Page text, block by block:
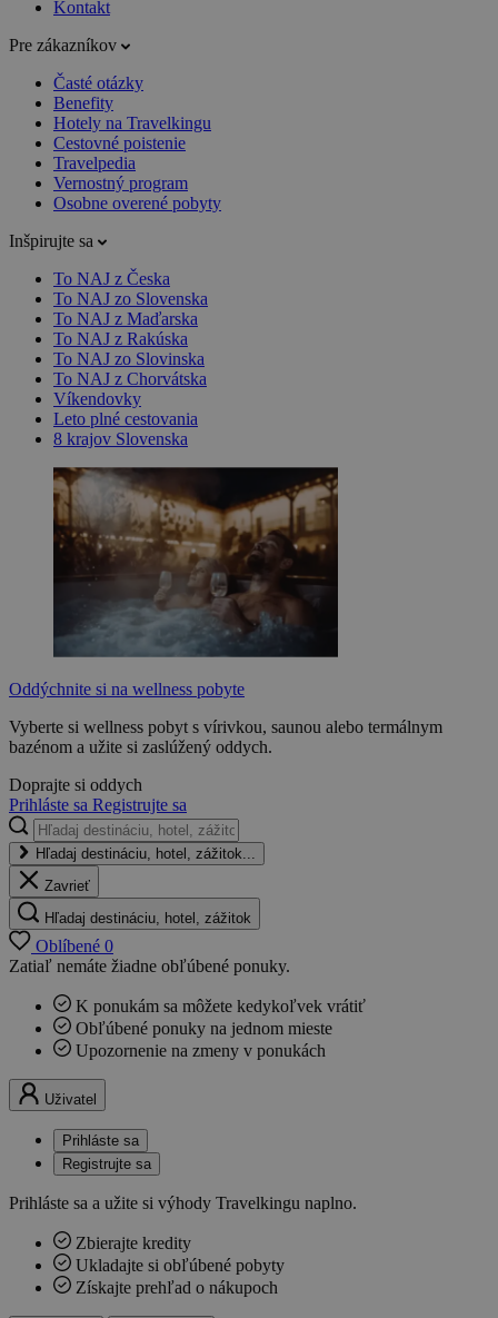
Kontakt
Pre zákazníkov
Časté otázky
Benefity
Hotely na Travelkingu
Cestovné poistenie
Travelpedia
Vernostný program
Osobne overené pobyty
Inšpirujte sa
To NAJ z Česka
To NAJ zo Slovenska
To NAJ z Maďarska
To NAJ z Rakúska
To NAJ zo Slovinska
To NAJ z Chorvátska
Víkendovky
Leto plné cestovania
8 krajov Slovenska
Oddýchnite si na wellness pobyte
Vyberte si wellness pobyt s vírivkou, saunou alebo termálnym
bazénom a užite si zaslúžený oddych.
Doprajte si oddych
Prihláste sa Registrujte sa
Hľadaj destináciu, hotel, zážitok...
Zavrieť
Hľadaj destináciu, hotel, zážitok
Oblíbené 0
Zatiaľ nemáte žiadne obľúbené ponuky.
K ponukám sa môžete kedykoľvek vrátiť
Obľúbené ponuky na jednom mieste
Upozornenie na zmeny v ponukách
Uživatel
Prihláste sa
Registrujte sa
Prihláste sa a užite si výhody Travelkingu naplno.
Zbierajte kredity
Ukladajte si obľúbené pobyty
Získajte prehľad o nákupoch